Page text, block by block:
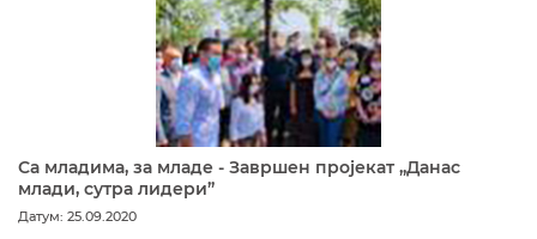
Са младима, за младе - Завршен пројекат „Данас
млади, сутра лидери”
Датум: 25.09.2020